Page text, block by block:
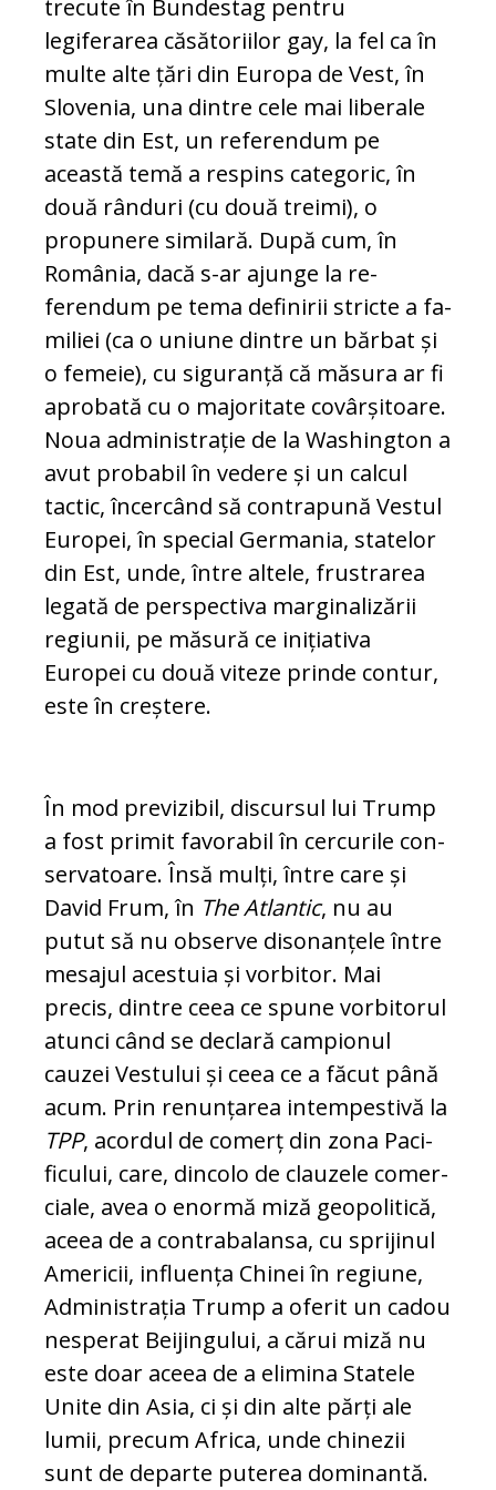
trecute în Bundestag pentru
legiferarea căsătoriilor gay, la fel ca în
multe alte țări din Europa de Vest, în
Slovenia, una dintre cele mai liberale
state din Est, un referendum pe
această temă a respins categoric, în
două rânduri (cu două treimi), o
propunere similară. După cum, în
România, dacă s-ar ajunge la re­
ferendum pe tema definirii stricte a fa­
miliei (ca o uniune dintre un bărbat și
o fe­meie), cu siguranță că măsura ar fi
apro­bată cu o majoritate covârșitoare.
Noua administrație de la Washington a
avut pro­ba­bil în vedere și un calcul
tactic, în­cer­când să contrapună Vestul
Europei, în spe­cial Germania, statelor
din Est, unde, în­tre altele, frustrarea
legată de perspectiva marginalizării
regiunii, pe măsură ce inițiativa
Europei cu două viteze prinde con­tur,
este în creștere.
În mod previzibil, discursul lui Trump
a fost primit favorabil în cercurile con­
ser­va­toa­re. Însă mulți, între care și
David Frum, în The Atlantic, nu au
putut să nu observe disonanțele între
mesajul acestuia și vorbitor. Mai
precis, dintre ceea ce spu­ne vorbitorul
atunci când se declară cam­pionul
cauzei Vestului și ceea ce a făcut până
acum. Prin renunțarea intempestivă la
TPP, acordul de comerț din zona Pa­ci­
ficului, care, dincolo de clauzele co­mer­
ciale, avea o enormă miză geopolitică,
ace­ea de a contrabalansa, cu sprijinul
Ame­ri­cii, influența Chinei în regiune,
Ad­mi­nis­trația Trump a oferit un cadou
nesperat Beijingului, a cărui miză nu
este doar ace­ea de a elimina Statele
Unite din Asia, ci și din alte părți ale
lumii, precum Africa, un­de chinezii
sunt de departe puterea do­minantă.